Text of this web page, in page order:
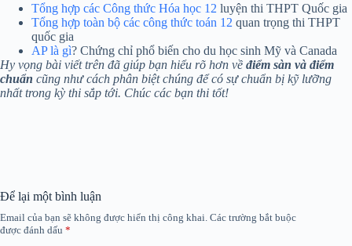
Tổng hợp các Công thức Hóa học 12 luyện thi THPT Quốc gia
Tổng hợp toàn bộ các công thức toán 12 quan trọng thi THPT
quốc gia
AP là gì? Chứng chỉ phổ biến cho du học sinh Mỹ và Canada
Hy vọng bài viết trên đã giúp bạn hiểu rõ hơn về điểm sàn và điểm
chuẩn cũng như cách phân biệt chúng để có sự chuẩn bị kỹ lưỡng
nhất trong kỳ thi sắp tới. Chúc các bạn thi tốt!
Để lại một bình luận
Email của bạn sẽ không được hiển thị công khai. Các trường bắt buộc
được đánh dấu *